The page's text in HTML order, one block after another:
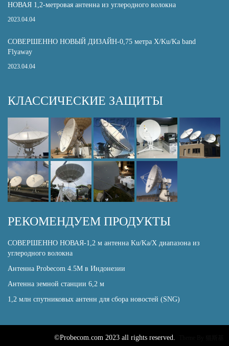
НОВАЯ 1,2-метровая антенна из углеродного волокна
2023.04.04
СОВЕРШЕННО НОВЫЙ ДИЗАЙН-0,75 метра X/Ku/Ka band
Flyaway
2023.04.04
КЛАССИЧЕСКИЕ ЗАЩИТЫ
РЕКОМЕНДУЕМ ПРОДУКТЫ
СОВЕРШЕННО НОВАЯ-1,2 м антенна Ku/Ka/X диапазона из
углеродного волокна
Антенна Probecom 4.5M в Индонезии
Антенна земной станции 6,2 м
1,2 млн спутниковых антенн для сбора новостей (SNG)
©Probecom.com 2023 all rights reserved.